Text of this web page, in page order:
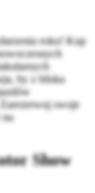
roku! Kup
by z bliska
swoje
na
Show